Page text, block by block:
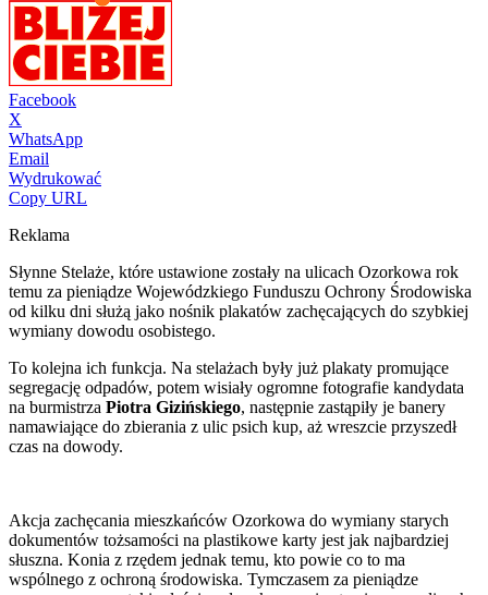
Facebook
X
WhatsApp
Email
Wydrukować
Copy URL
Reklama
Słynne Stelaże, które ustawione zostały na ulicach Ozorkowa rok
temu za pieniądze Wojewódzkiego Funduszu Ochrony Środowiska
od kilku dni służą jako nośnik plakatów zachęcających do szybkiej
wymiany dowodu osobistego.
To kolejna ich funkcja. Na stelażach były już plakaty promujące
segregację odpadów, potem wisiały ogromne fotografie kandydata
na burmistrza Piotra Gizińskiego, następnie zastąpiły je banery
namawiające do zbierania z ulic psich kup, aż wreszcie przyszedł
czas na dowody.
Akcja zachęcania mieszkańców Ozorkowa do wymiany starych
dokumentów tożsamości na plastikowe karty jest jak najbardziej
słuszna. Konia z rzędem jednak temu, kto powie co to ma
wspólnego z ochroną środowiska. Tymczasem za pieniądze